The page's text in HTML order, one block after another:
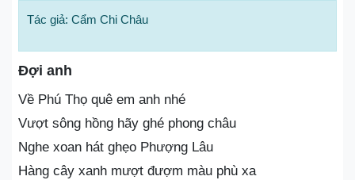
Tác giả: Cẩm Chi Châu
Đợi anh
Về Phú Thọ quê em anh nhé
Vượt sông hồng hãy ghé phong châu
Nghe xoan hát ghẹo Phượng Lâu
Hàng cây xanh mượt đượm màu phù xa